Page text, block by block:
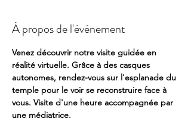
À propos de l'événement
Venez découvrir notre visite guidée en
réalité virtuelle. Grâce à des casques
autonomes, rendez-vous sur l'esplanade du
temple pour le voir se reconstruire face à
vous. Visite d'une heure accompagnée par
une médiatrice.